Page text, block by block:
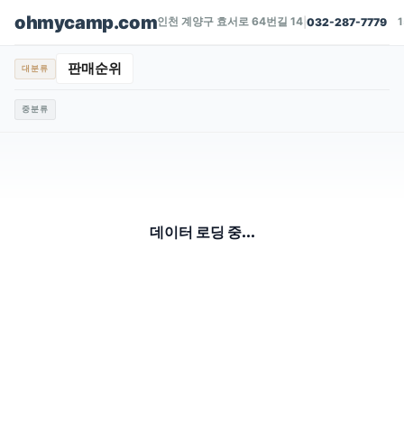
ohmycamp.com인천 계양구 효서로 64번길 14 |032-287-7779
대분류 판매순위
중분류
데이터 로딩 중...